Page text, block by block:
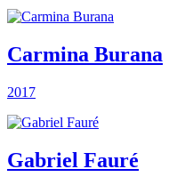
Carmina Burana
2017
Gabriel Fauré